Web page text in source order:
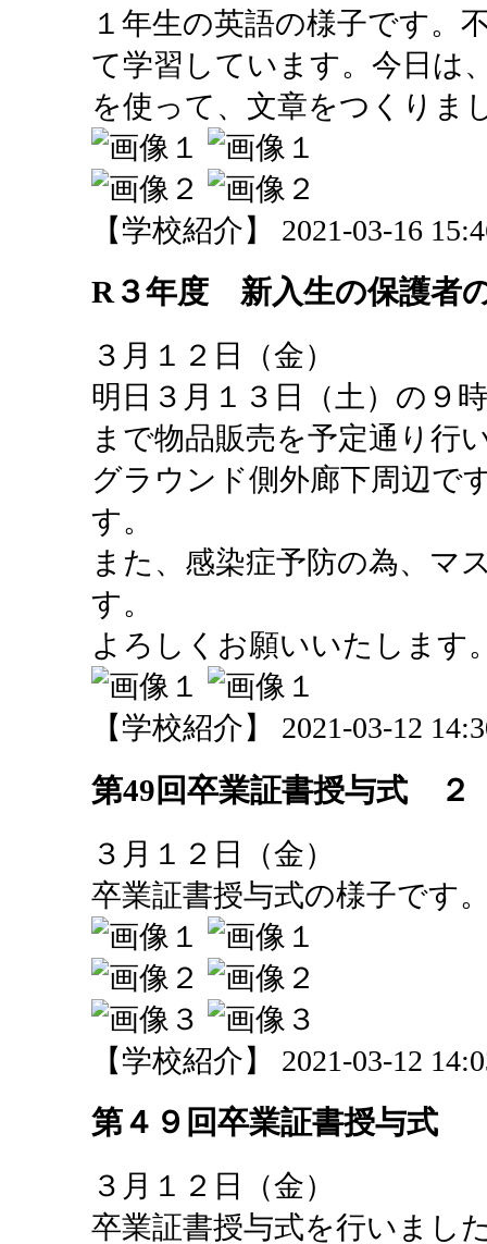
１年生の英語の様子です。
て学習しています。今日は
を使って、文章をつくりま
【学校紹介】 2021-03-16
R３年度 新入生の保護者
３月１２日（金）
明日３月１３日（土）の９
まで物品販売を予定通り行
グラウンド側外廊下周辺で
す。
また、感染症予防の為、マ
す。
よろしくお願いいたします
【学校紹介】 2021-03-12
第49回卒業証書授与式 ２
３月１２日（金）
卒業証書授与式の様子です
【学校紹介】 2021-03-12
第４９回卒業証書授与式
３月１２日（金）
卒業証書授与式を行いまし